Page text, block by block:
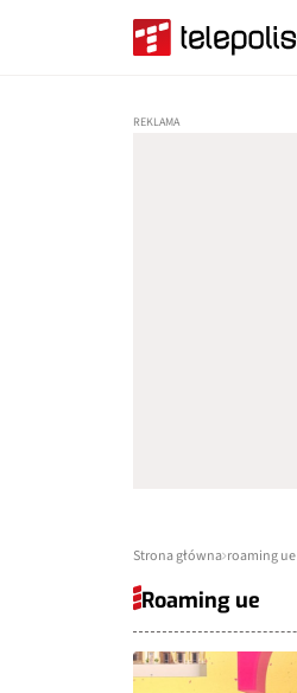
Strona główna roaming ue
Roaming ue